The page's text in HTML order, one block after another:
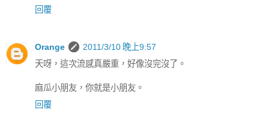
回覆
Orange
2011/3/10 晚上9:57
天呀，這次流感真嚴重，好像沒完沒了。
麻瓜小朋友，你就是小朋友。
回覆